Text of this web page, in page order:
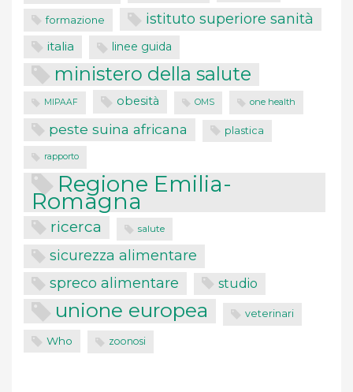
formazione istituto superiore sanità
italia linee guida
ministero della salute
MIPAAF obesità OMS one health
peste suina africana plastica
rapporto
Regione Emilia-
Romagna
ricerca salute
sicurezza alimentare
spreco alimentare studio
unione europea veterinari
Who zoonosi